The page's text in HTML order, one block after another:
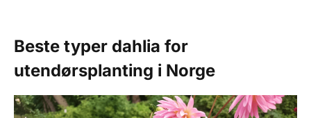
Beste typer dahlia for
utendørsplanting i Norge